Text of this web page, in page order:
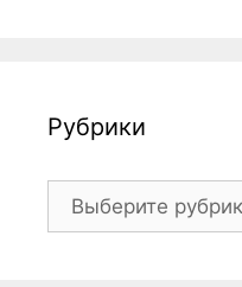
Рубрики
Рубрики